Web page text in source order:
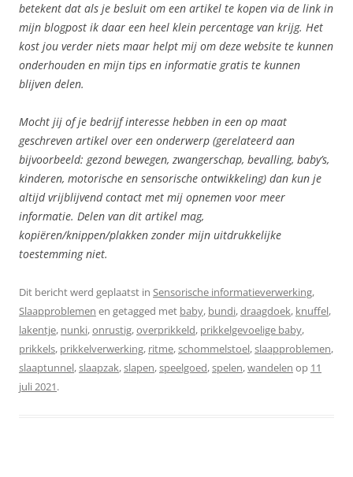
betekent dat als je besluit om een artikel te kopen via de link in
mijn blogpost ik daar een heel klein percentage van krijg. Het
kost jou verder niets maar helpt mij om deze website te kunnen
onderhouden en mijn tips en informatie gratis te kunnen
blijven delen.
Mocht jij of je bedrijf interesse hebben in een op maat
geschreven artikel over een onderwerp (gerelateerd aan
bijvoorbeeld: gezond bewegen, zwangerschap, bevalling, baby’s,
kinderen, motorische en sensorische ontwikkeling) dan kun je
altijd vrijblijvend contact met mij opnemen voor meer
informatie. Delen van dit artikel mag,
kopiëren/knippen/plakken zonder mijn uitdrukkelijke
toestemming niet.
Dit bericht werd geplaatst in Sensorische informatieverwerking,
Slaapproblemen en getagged met baby, bundi,draagdoek, knuffel,
lakentje, nunki,onrustig,overprikkeld, prikkelgevoelige baby,
prikkels, prikkelverwerking, ritme,schommelstoel,slaapproblemen,
slaaptunnel,slaapzak,slapen,speelgoed,spelen,wandelen op 11
juli 2021.